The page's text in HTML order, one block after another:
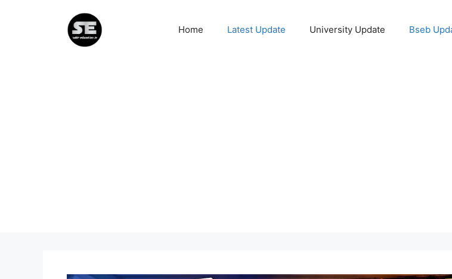
Home Latest Update University Update Bseb